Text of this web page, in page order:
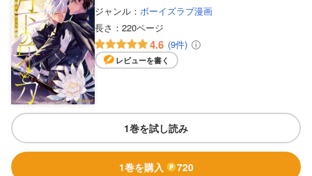
ジャンル： ボーイズラブ漫画
長さ： 220ページ
4.6 (9件)
レビューを書く
1巻を試し読み
1巻を購入 720